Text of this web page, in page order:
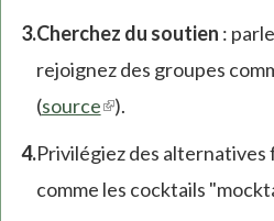
Cherchez du soutien :
rejoignez des groupes
(source(link
is
external)
).
Privilégiez des alternatives
comme les cocktails